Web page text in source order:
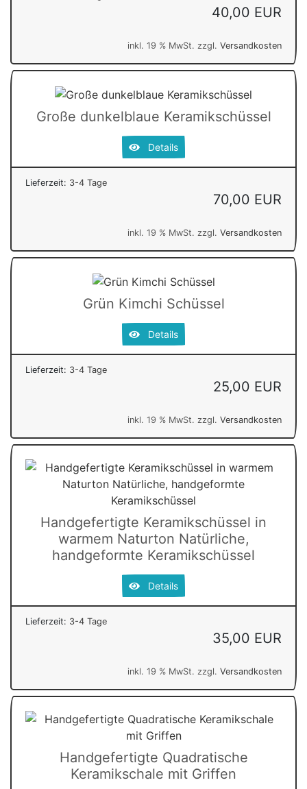
40,00 EUR
inkl. 19 % MwSt. zzgl. Versandkosten
Große dunkelblaue Keramikschüssel
Details
Lieferzeit: 3-4 Tage
70,00 EUR
inkl. 19 % MwSt. zzgl. Versandkosten
Grün Kimchi Schüssel
Details
Lieferzeit: 3-4 Tage
25,00 EUR
inkl. 19 % MwSt. zzgl. Versandkosten
Handgefertigte Keramikschüssel in
warmem Naturton Natürliche,
handgeformte Keramikschüssel
Details
Lieferzeit: 3-4 Tage
35,00 EUR
inkl. 19 % MwSt. zzgl. Versandkosten
Handgefertigte Quadratische
Keramikschale mit Griffen